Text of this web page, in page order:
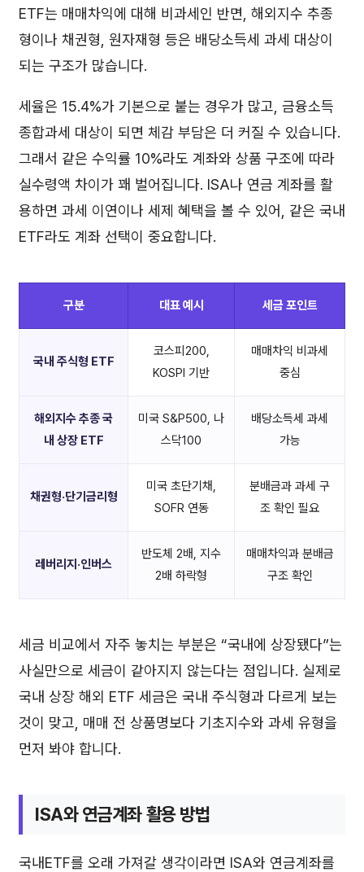
ETF는 매매차익에 대해 비과세인 반면, 해외지수 추종
형이나 채권형, 원자재형 등은 배당소득세 과세 대상이
되는 구조가 많습니다.
세율은 15.4%가 기본으로 붙는 경우가 많고, 금융소득
종합과세 대상이 되면 체감 부담은 더 커질 수 있습니다.
그래서 같은 수익률 10%라도 계좌와 상품 구조에 따라
실수령액 차이가 꽤 벌어집니다. ISA나 연금 계좌를 활
용하면 과세 이연이나 세제 혜택을 볼 수 있어, 같은 국내
ETF라도 계좌 선택이 중요합니다.
구분 대표 예시 세금 포인트
국내 주식형 ETF
코스피200,
KOSPI 기반
매매차익 비과세
중심
해외지수 추종 국
내 상장 ETF
미국 S&P500, 나
스닥100
배당소득세 과세
가능
채권형·단기금리형
미국 초단기채,
SOFR 연동
분배금과 과세 구
조 확인 필요
레버리지·인버스
반도체 2배, 지수
2배 하락형
매매차익과 분배금
구조 확인
세금 비교에서 자주 놓치는 부분은 “국내에 상장됐다”는
사실만으로 세금이 같아지지 않는다는 점입니다. 실제로
국내 상장 해외 ETF 세금은 국내 주식형과 다르게 보는
것이 맞고, 매매 전 상품명보다 기초지수와 과세 유형을
먼저 봐야 합니다.
ISA와 연금계좌 활용 방법
국내ETF를 오래 가져갈 생각이라면 ISA와 연금계좌를